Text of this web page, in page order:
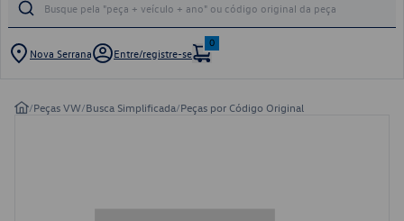
Nova Serrana Entre/registre-se
0
/Peças VW/Busca Simplificada/Peças por Código Original